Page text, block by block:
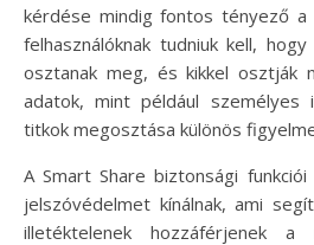
kérdése mindig fontos tényező a
felhasználóknak tudniuk kell,
osztanak meg, és kikkel osztják
adatok, mint például személyes
titkok megosztása különös
A Smart Share biztonsági
jelszóvédelmet kínálnak, ami
illetéktelenek hozzáférjenek a